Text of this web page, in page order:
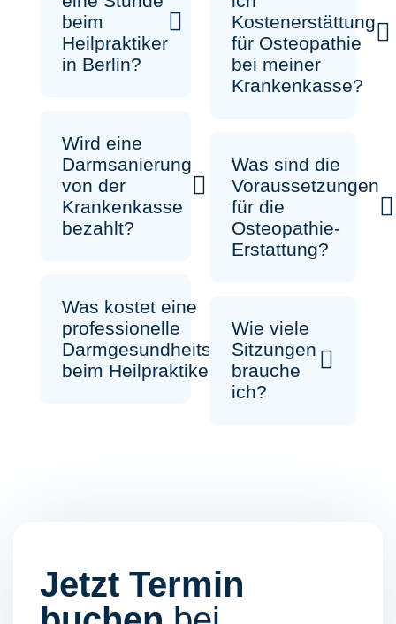
beim
Heilpraktiker
in Berlin?
Wird eine
Darmsanierung
von der
Krankenkasse
bezahlt?
Was kostet eine
professionelle
Darmgesundheitsberatung
beim Heilpraktiker?
Kostenerstättung
für Osteopathie
bei meiner
Krankenkasse?
Was sind die
Voraussetzungen
für die
Osteopathie-
Erstattung?
Wie viele
Sitzungen
brauche
ich?
Jetzt Termin